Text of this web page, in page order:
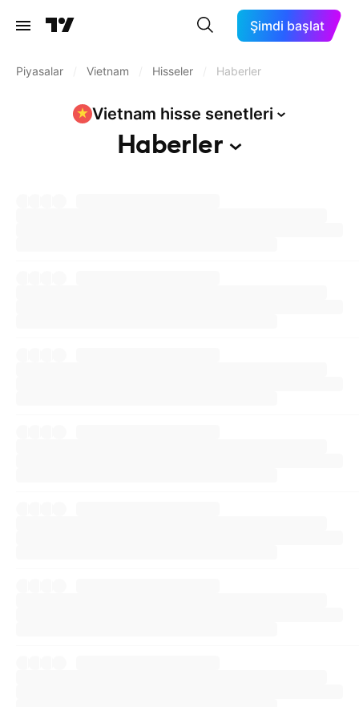
Şimdi başlat
Piyasalar Vietnam Hisseler Haberler
Vietnam hisse senetleri
Haberler